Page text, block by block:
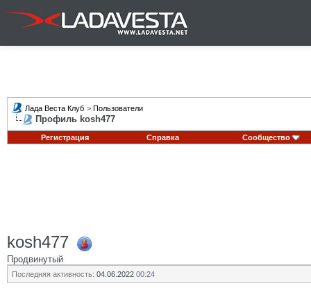
Лада Веста Клуб > Пользователи
Профиль kosh477
Регистрация Справка Сообщество
kosh477
Продвинутый
Последняя активность: 04.06.2022 00:24